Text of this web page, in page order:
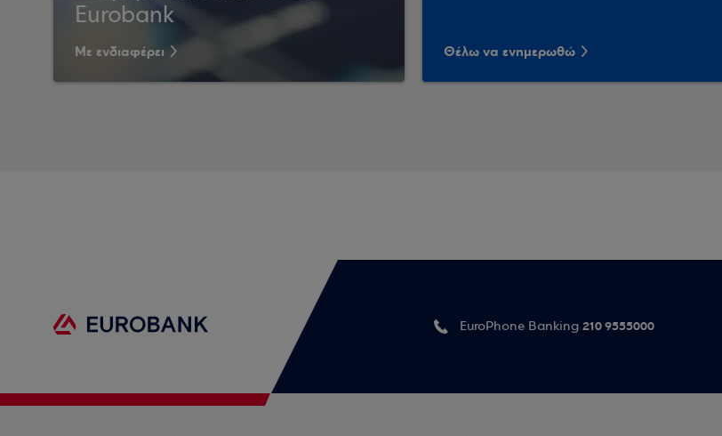
Eurobank
Με ενδιαφέρει Θέλω να ενημερωθώ
EuroPhone Banking 210 9555000